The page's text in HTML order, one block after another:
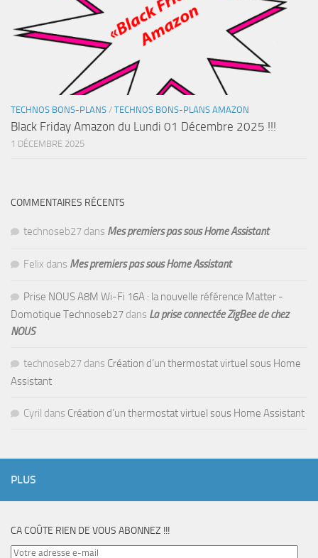
TECHNOS BONS-PLANS / TECHNOS BONS-PLANS AMAZON
Black Friday Amazon du Lundi 01 Décembre 2025 !!!
1 DÉCEMBRE 2025
COMMENTAIRES RÉCENTS
technoseb27 dans Mes premiers pas sous Home Assistant
Felix dans Mes premiers pas sous Home Assistant
Prise NOUS A8M Wi-Fi 16A : la nouvelle référence Matter -
Domotique Technoseb27 dans La prise connectée ZigBee de chez
NOUS
technoseb27 dans Création d’un thermostat virtuel sous Home
Assistant
Cyril dans Création d’un thermostat virtuel sous Home Assistant
PLUS
CA COÛTE RIEN DE VOUS ABONNEZ !!!
Votre